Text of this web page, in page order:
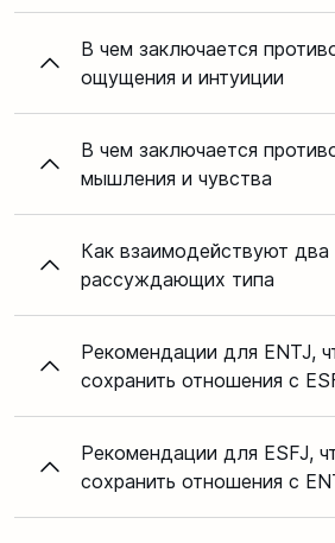
В чем заключается
ощущения и интуиции
В чем заключается
мышления и чувства
Как взаимодействуют два
рассуждающих типа
Рекомендации для ENTJ,
сохранить отношения с
Рекомендации для ESFJ,
сохранить отношения с